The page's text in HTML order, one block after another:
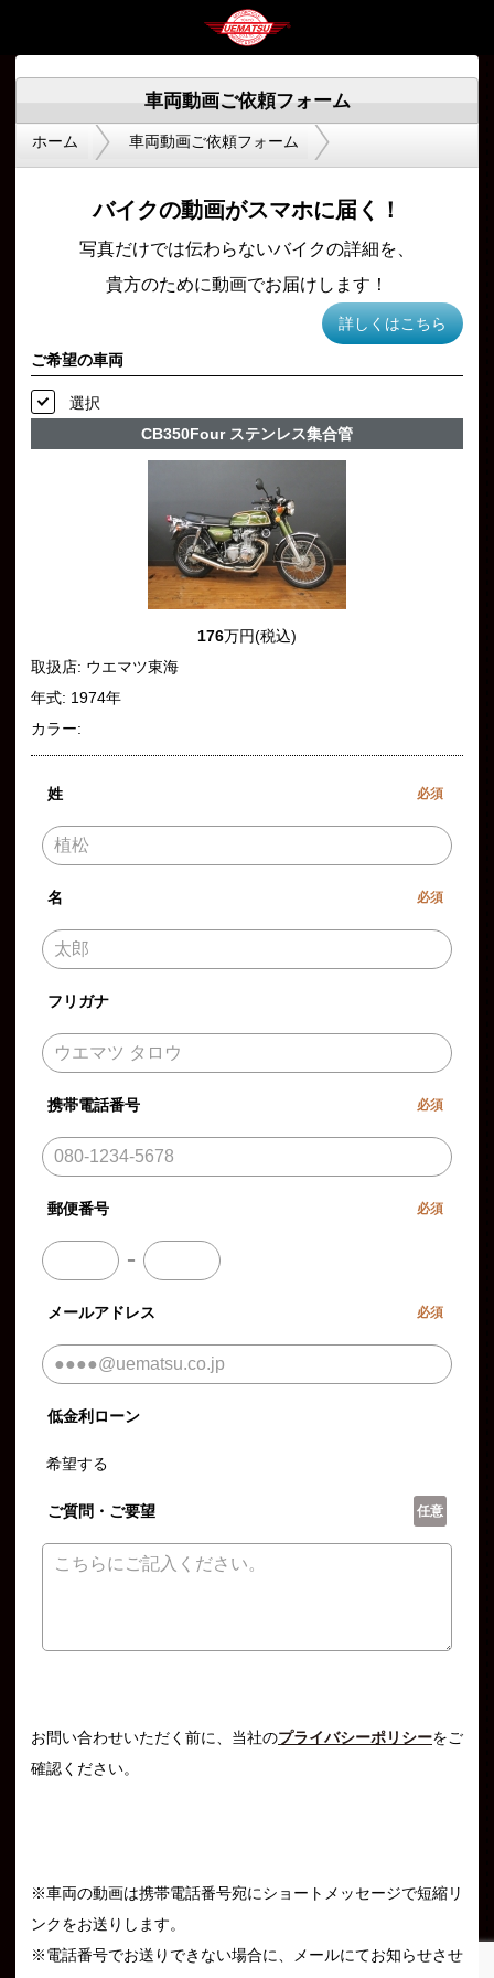
車両動画ご依頼フォーム
ホーム 車両動画ご依頼フォーム
バイクの動画がスマホに届く！
写真だけでは伝わらないバイクの詳細を、
貴方のために動画でお届けします！
詳しくはこちら
ご希望の車両
選択
CB350Four ステンレス集合管
176万円(税込)
取扱店: ウエマツ東海
年式: 1974年
カラー:
姓 必須
名 必須
フリガナ
携帯電話番号 必須
郵便番号 必須
－
メールアドレス 必須
低金利ローン
希望する
ご質問・ご要望 任意
お問い合わせいただく前に、当社のプライバシーポリシーをご
確認ください。
※車両の動画は携帯電話番号宛にショートメッセージで短縮リ
ンクをお送りします。
※電話番号でお送りできない場合に、メールにてお知らせさせ